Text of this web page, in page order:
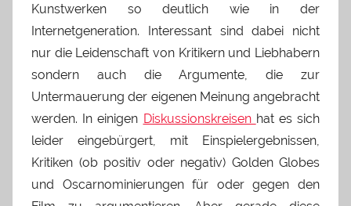
Kunstwerken so deutlich wie in der
Internetgeneration. Interessant sind dabei nicht
nur die Leidenschaft von Kritikern und Liebhabern
sondern auch die Argumente, die zur
Untermauerung der eigenen Meinung angebracht
werden. In einigen Diskussionskreisen hat es sich
leider eingebürgert, mit Einspielergebnissen,
Kritiken (ob positiv oder negativ) Golden Globes
und Oscarnominierungen für oder gegen den